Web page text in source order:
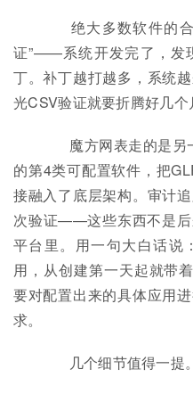
绝大多数软件的合
证”——系统开发完了，发
丁。补丁越打越多，系统
光CSV验证就要折腾好几个
魔方网表走的是另
的第4类可配置软件，把
接融入了底层架构。审计
次验证——这些东西不是后
平台里。用一句大白话说
用，从创建第一天起就带
要对配置出来的具体应用
求。
几个细节值得一提。